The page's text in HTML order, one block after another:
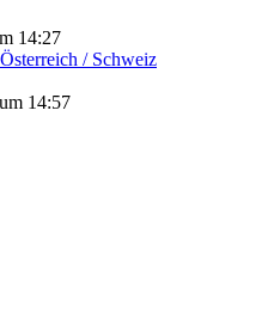
14:27
/ Schweiz
14:57